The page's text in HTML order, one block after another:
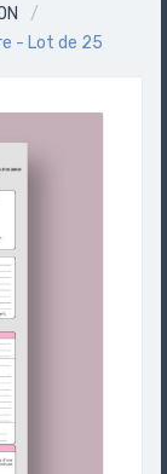
- Lot de 25